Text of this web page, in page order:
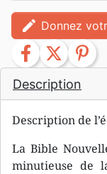
Description
Description de
La Bible
minutieuse de
edit Donnez
facebook twitter pinterest